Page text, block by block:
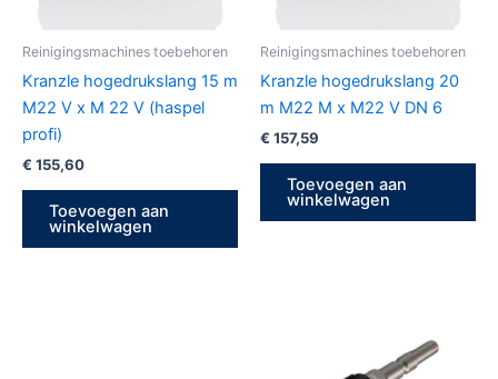
Reinigingsmachines toebehoren
Kranzle hogedrukslang 15 m
M22 V x M 22 V (haspel
profi)
€ 155,60
Toevoegen aan
winkelwagen
Reinigingsmachines toebehoren
Kranzle hogedrukslang 20
m M22 M x M22 V DN 6
€ 157,59
Toevoegen aan
winkelwagen